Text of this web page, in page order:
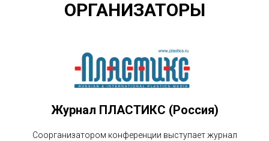
ОРГАНИЗАТОРЫ
Журнал ПЛАСТИКС (Россия)
Соорганизатором конференции выступает журнал